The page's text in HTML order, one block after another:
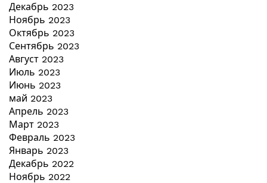
Декабрь 2023
Ноябрь 2023
Октябрь 2023
Сентябрь 2023
Август 2023
Июль 2023
Июнь 2023
май 2023
Апрель 2023
Март 2023
Февраль 2023
Январь 2023
Декабрь 2022
Ноябрь 2022